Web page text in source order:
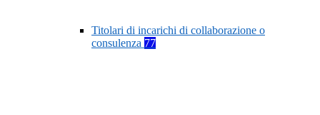
Titolari di incarichi di collaborazione o
consulenza 77